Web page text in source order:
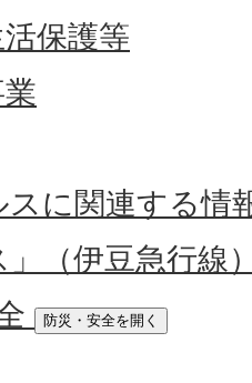
保護等
に関連する情
」（伊豆急行線
防災・安全を開く